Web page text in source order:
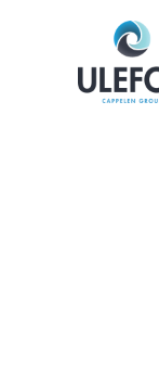
Ulefos>